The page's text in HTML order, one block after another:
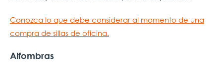
Conozca lo que debe considerar al momento de una
compra de sillas de oficina.
Alfombras